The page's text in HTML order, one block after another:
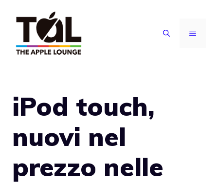
contenuto
MENU
iPod touch,
nuovi nel
prezzo nelle